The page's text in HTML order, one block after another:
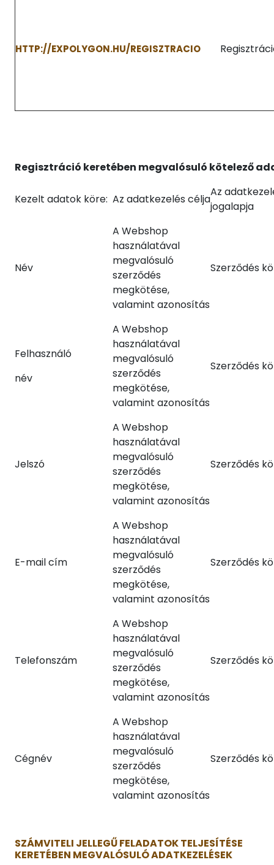
HTTP://EXPOLYGON.HU/REGISZTRACIO
Regisztráció keretében megvalósuló kötelező
Kezelt adatok köre: Az adatkezelés célja
Az
jogalapja
Név
A Webshop
használatával
megvalósuló
szerződés
megkötése,
valamint azonosítás
Szerződés
Felhasználó
név
A Webshop
használatával
megvalósuló
szerződés
megkötése,
valamint azonosítás
Szerződés
Jelszó
A Webshop
használatával
megvalósuló
szerződés
megkötése,
valamint azonosítás
Szerződés
E-mail cím
A Webshop
használatával
megvalósuló
szerződés
megkötése,
valamint azonosítás
Szerződés
Telefonszám
A Webshop
használatával
megvalósuló
szerződés
megkötése,
valamint azonosítás
Szerződés
Cégnév
A Webshop
használatával
megvalósuló
szerződés
megkötése,
valamint azonosítás
Szerződés
SZÁMVITELI JELLEGŰ FELADATOK TELJESÍTÉSE
KERETÉBEN MEGVALÓSULÓ ADATKEZELÉSEK